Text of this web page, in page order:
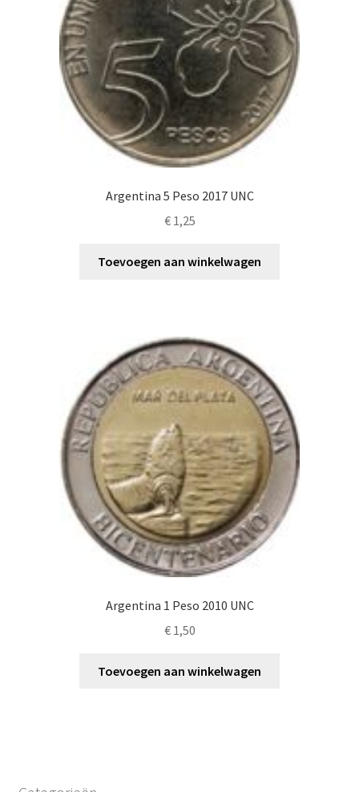
Argentina 5 Peso 2017 UNC
€1,25
Toevoegen aan winkelwagen
Argentina 1 Peso 2010 UNC
€1,50
Toevoegen aan winkelwagen